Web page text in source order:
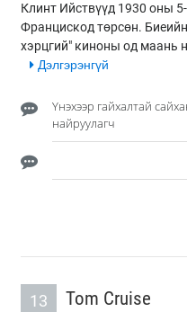
Клинт Ийствүүд 1930 оны
Францискод төрсөн.
хэрцгий" киноны од маань
Дэлгэрэнгүй
Үнэхээр гайхалтай
найруулагч
13 Tom Cruise